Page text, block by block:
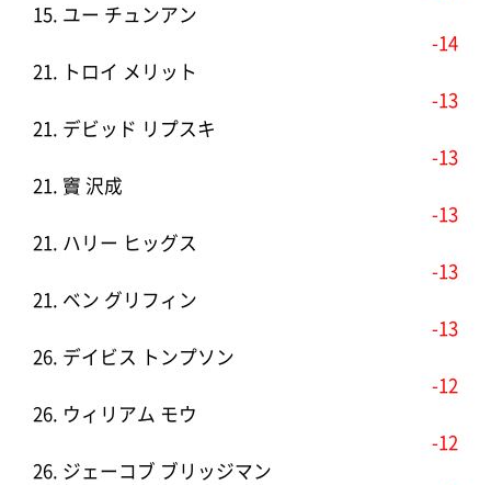
15. ユー チュンアン
-14
21. トロイ メリット
-13
21. デビッド リプスキ
-13
21. 竇 沢成
-13
21. ハリー ヒッグス
-13
21. ベン グリフィン
-13
26. デイビス トンプソン
-12
26. ウィリアム モウ
-12
26. ジェーコブ ブリッジマン